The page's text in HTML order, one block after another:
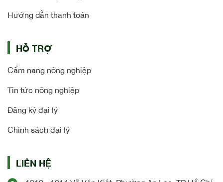
Hướng dẫn thanh toán
HỖ TRỢ
Cẩm nang nông nghiệp
Tin tức nông nghiệp
Đăng ký đại lý
Chính sách đại lý
LIÊN HỆ